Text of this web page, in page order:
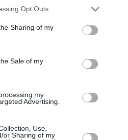
Opt Outs
Sharing of my
Sale of my
my
Advertising.
Use,
or Sharing of my
ειδήσεις